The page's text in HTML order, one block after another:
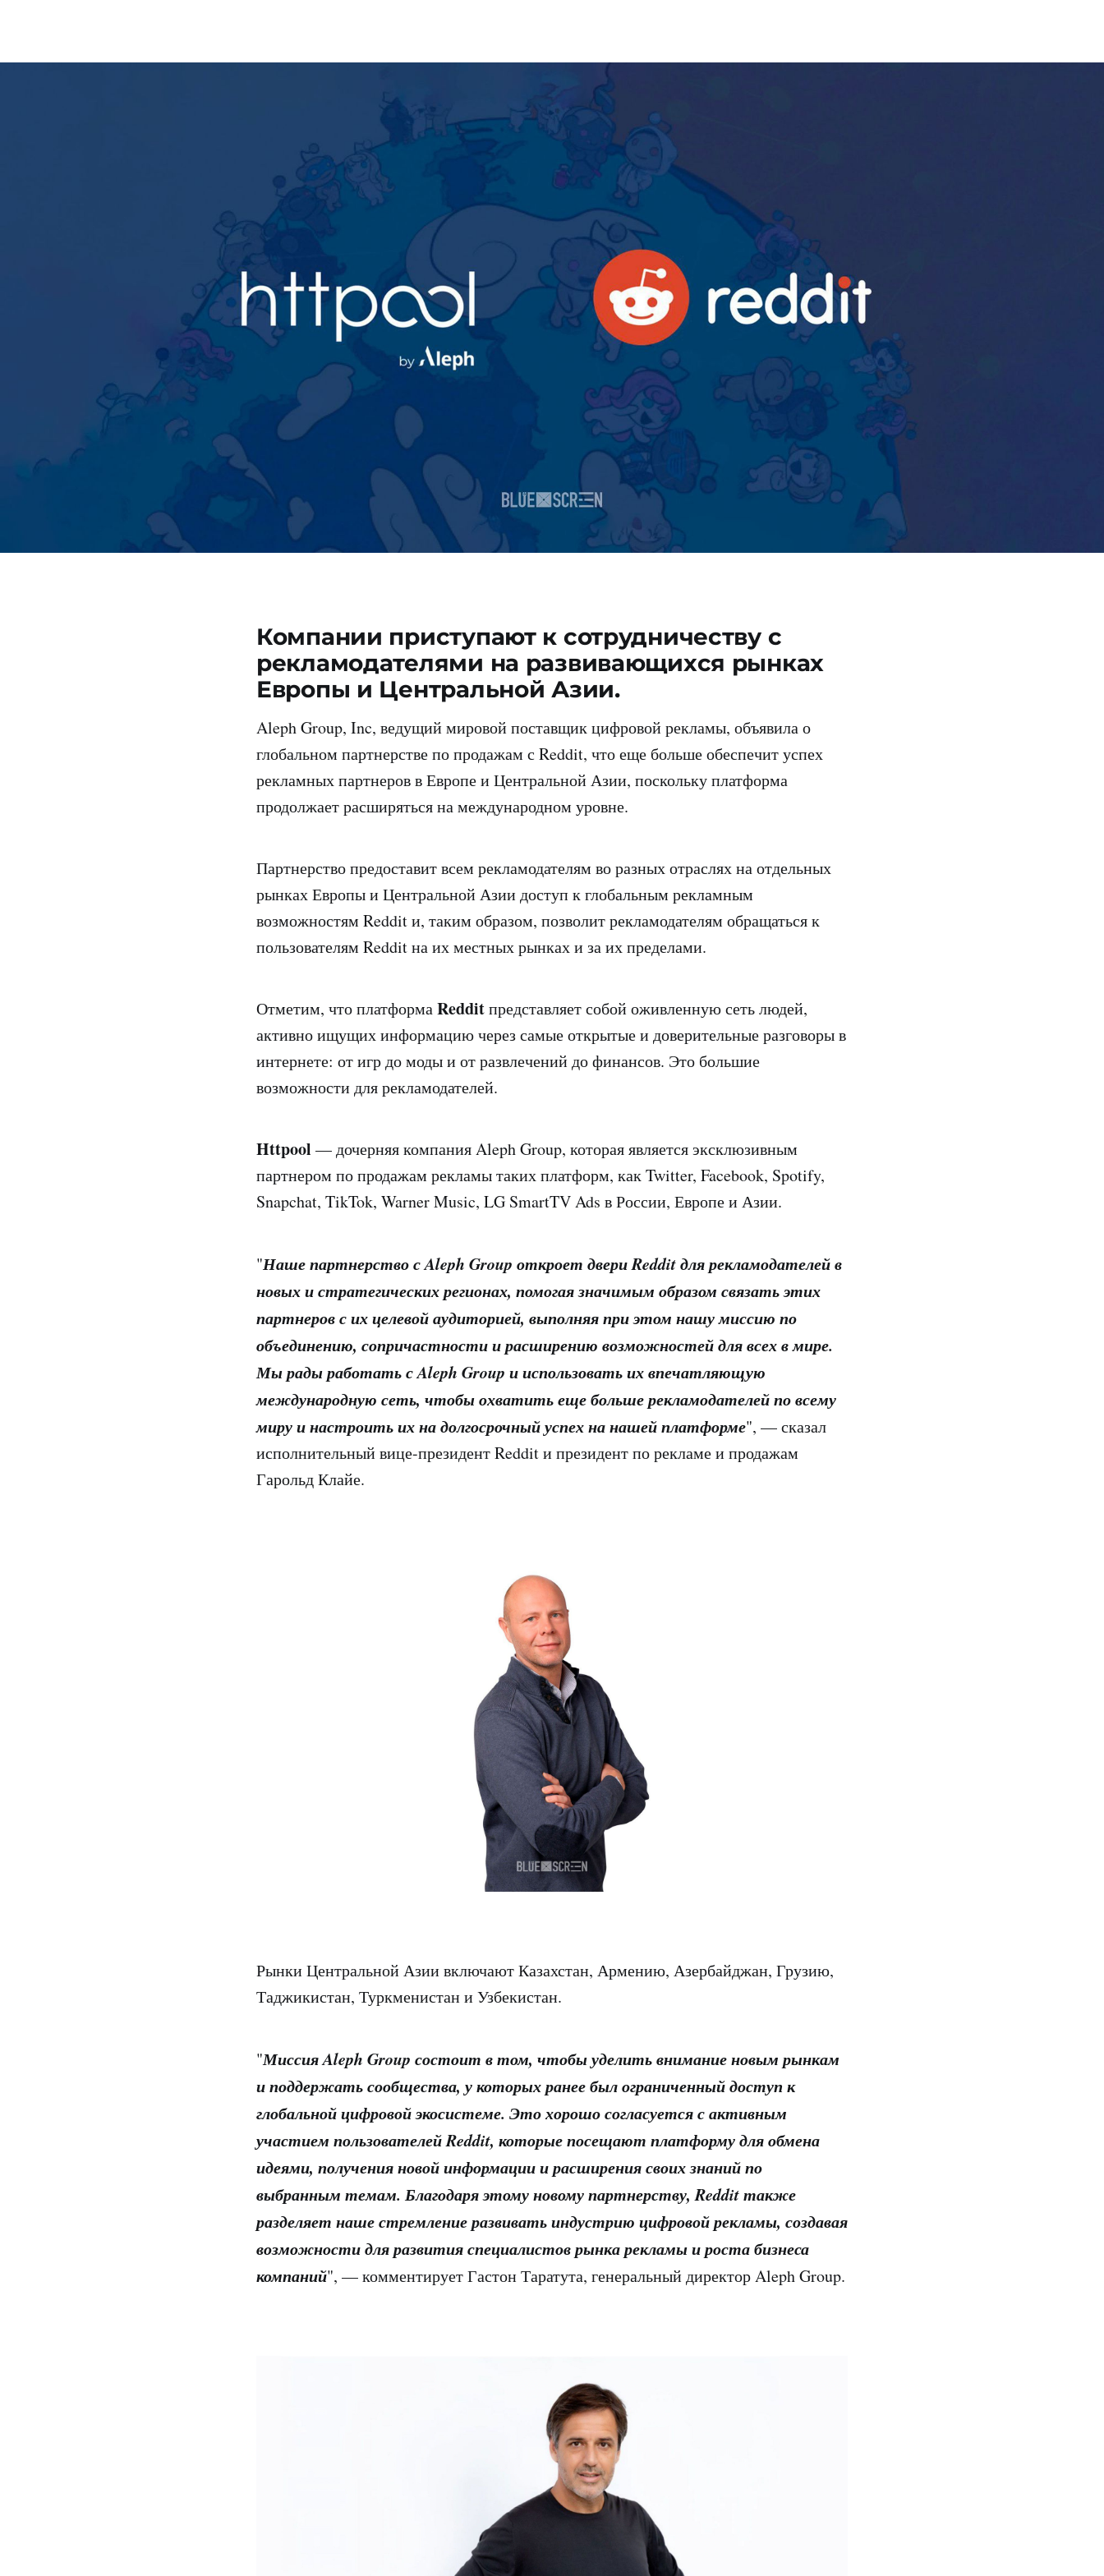
Компании приступают к сотрудничеству с
рекламодателями на развивающихся рынках
Европы и Центральной Азии.
Aleph Group, Inc, ведущий мировой поставщик цифровой рекламы, объявила о
глобальном партнерстве по продажам с Reddit, что еще больше обеспечит успех
рекламных партнеров в Европе и Центральной Азии, поскольку платформа
продолжает расширяться на международном уровне.
Партнерство предоставит всем рекламодателям во разных отраслях на отдельных
рынках Европы и Центральной Азии доступ к глобальным рекламным
возможностям Reddit и, таким образом, позволит рекламодателям обращаться к
пользователям Reddit на их местных рынках и за их пределами.
Отметим, что платформаRedditпредставляет собой оживленную сеть людей,
активно ищущих информацию через самые открытые и доверительные разговоры в
интернете: от игр до моды и от развлечений до финансов. Это большие
возможности для рекламодателей.
Httpool — дочерняя компания Aleph Group, которая является эксклюзивным
партнером по продажам рекламы таких платформ, как Twitter, Facebook, Spotify,
Snapchat, TikTok, Warner Music, LG SmartTV Ads в России, Европе и Азии.
"Наше партнерство с Aleph Group откроет двери Reddit для рекламодателей в
новых и стратегических регионах, помогая значимым образом связать этих
партнеров с их целевой аудиторией, выполняя при этом нашу миссию по
объединению, сопричастности и расширению возможностей для всех в мире.
Мы рады работать с Aleph Group и использовать их впечатляющую
международную сеть, чтобы охватить еще больше рекламодателей по всему
миру и настроить их на долгосрочный успех на нашей платформе", — сказал
исполнительный вице-президент Reddit и президент по рекламе и продажам
Гарольд Клайе.
Рынки Центральной Азии включают Казахстан, Армению, Азербайджан, Грузию,
Таджикистан, Туркменистан и Узбекистан.
"Миссия Aleph Group состоит в том, чтобы уделить внимание новым рынкам
и поддержать сообщества, у которых ранее был ограниченный доступ к
глобальной цифровой экосистеме. Это хорошо согласуется с активным
участием пользователей Reddit, которые посещают платформу для обмена
идеями, получения новой информации и расширения своих знаний по
выбранным темам. Благодаря этому новому партнерству, Reddit также
разделяет наше стремление развивать индустрию цифровой рекламы, создавая
возможности для развития специалистов рынка рекламы и роста бизнеса
компаний", — комментирует Гастон Таратута, генеральный директор Aleph Group.